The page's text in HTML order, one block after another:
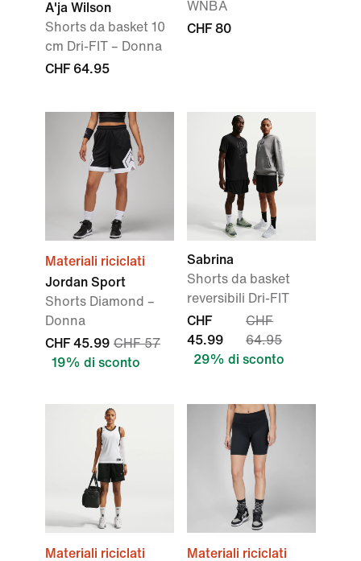
A'ja Wilson
Shorts da basket 10
cm Dri-FIT – Donna
CHF 64.95
WNBA
CHF 80
Materiali riciclati
Jordan Sport
Shorts Diamond –
Donna
CHF 45.99 CHF 57
19% di sconto
Sabrina
Shorts da basket
reversibili Dri-FIT
CHF
45.99
CHF
64.95
29% di sconto
Materiali riciclati
Materiali riciclati